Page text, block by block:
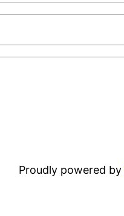
Proudly powered by